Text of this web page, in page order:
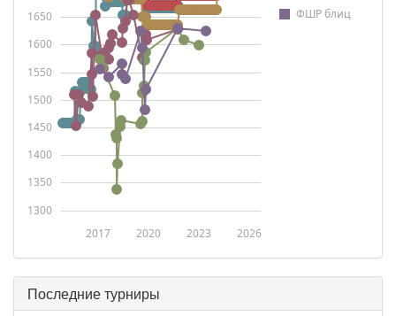
ФШР блиц
2017 2020 2023 2026
1300
1350
1400
1450
1500
1550
1600
1650
Последние турниры